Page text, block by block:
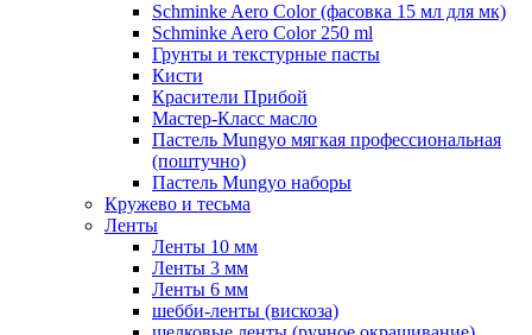
Schminke Aero Color (фасовка 15 мл для мк)
Schminke Aero Color 250 ml
Грунты и текстурные пасты
Кисти
Красители Прибой
Мастер-Класс масло
Пастель Mungyo мягкая профессиональная
(поштучно)
Пастель Mungyo наборы
Кружево и тесьма
Ленты
Ленты 10 мм
Ленты 3 мм
Ленты 6 мм
шебби-ленты (вискоза)